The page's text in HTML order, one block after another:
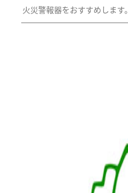
火災警報器をおすすめします。